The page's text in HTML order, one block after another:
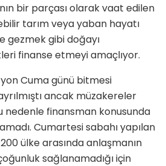
bir parçası olarak vaat edilen
tarım veya yaban hayatı
gezmek gibi doğayı
finanse etmeyi amaçlıyor.
Cuma günü bitmesi
ancak müzakereler
nedenle finansman konusunda
Cumartesi sabahı yapılan
ülke arasında anlaşmanın
sağlanamadığı için